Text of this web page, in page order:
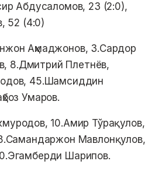
Абдусаломов, 23 (2:0),
52 (4:0)
Аҳмаджонов, 3.Сардор
8.Дмитрий Плетнёв,
45.Шамсиддин
Умаров.
10.Амир Тўрақулов,
Мавлонқулов,
Шарипов.